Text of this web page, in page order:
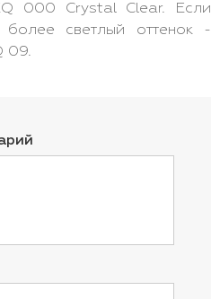
000 Crystal Clear. Если
более светлый оттенок -
09.